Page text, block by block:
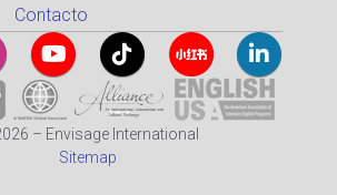
Contacto
– Envisage International
Sitemap